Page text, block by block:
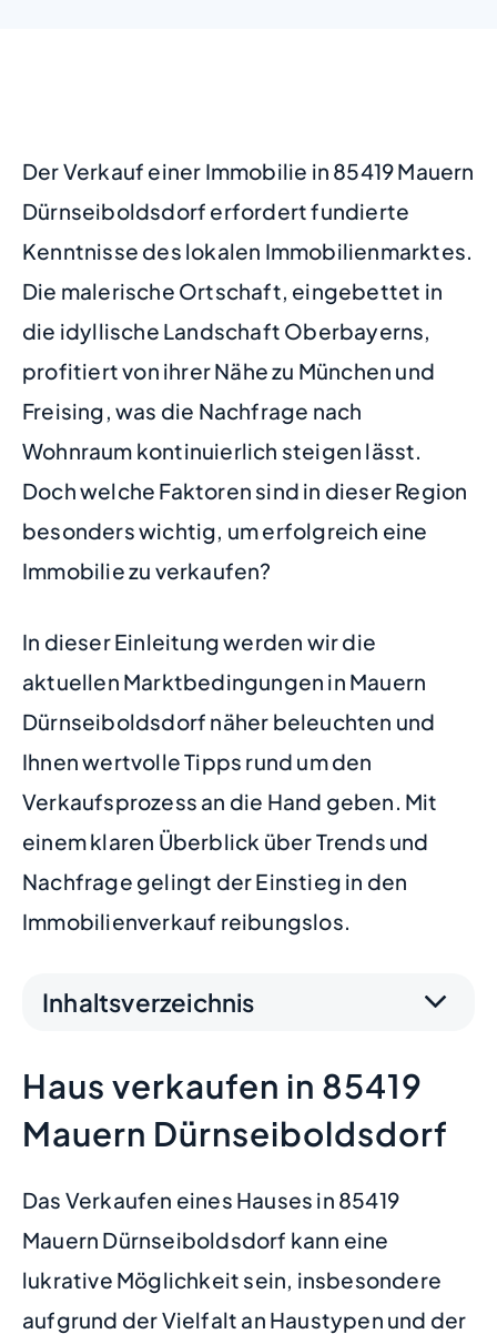
Der Verkauf einer Immobilie in 85419 Mauern
Dürnseiboldsdorf erfordert fundierte
Kenntnisse des lokalen Immobilienmarktes.
Die malerische Ortschaft, eingebettet in
die idyllische Landschaft Oberbayerns,
profitiert von ihrer Nähe zu München und
Freising, was die Nachfrage nach
Wohnraum kontinuierlich steigen lässt.
Doch welche Faktoren sind in dieser Region
besonders wichtig, um erfolgreich eine
Immobilie zu verkaufen?
In dieser Einleitung werden wir die
aktuellen Marktbedingungen in Mauern
Dürnseiboldsdorf näher beleuchten und
Ihnen wertvolle Tipps rund um den
Verkaufsprozess an die Hand geben. Mit
einem klaren Überblick über Trends und
Nachfrage gelingt der Einstieg in den
Immobilienverkauf reibungslos.
Inhaltsverzeichnis
Haus verkaufen in 85419
Mauern Dürnseiboldsdorf
Das Verkaufen eines Hauses in 85419
Mauern Dürnseiboldsdorf kann eine
lukrative Möglichkeit sein, insbesondere
aufgrund der Vielfalt an Haustypen und der